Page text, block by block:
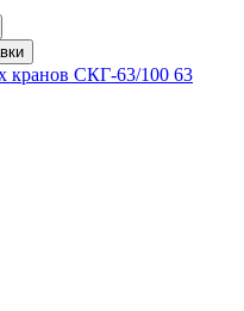
кранов СКГ-63/100 63